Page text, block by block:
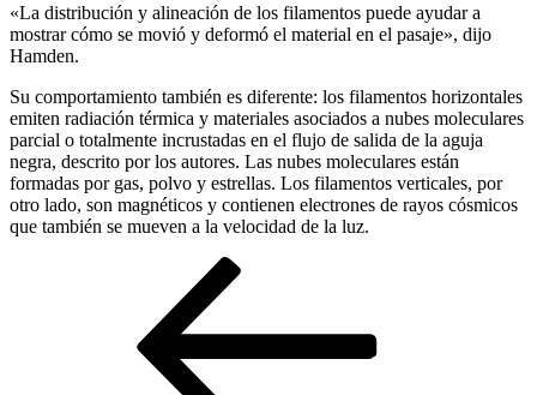
«La distribución y alineación de los filamentos puede ayudar a
mostrar cómo se movió y deformó el material en el pasaje», dijo
Hamden.
Su comportamiento también es diferente: los filamentos horizontales
emiten radiación térmica y materiales asociados a nubes moleculares
parcial o totalmente incrustadas en el flujo de salida de la aguja
negra, descrito por los autores. Las nubes moleculares están
formadas por gas, polvo y estrellas. Los filamentos verticales, por
otro lado, son magnéticos y contienen electrones de rayos cósmicos
que también se mueven a la velocidad de la luz.